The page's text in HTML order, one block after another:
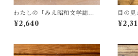
わたしの「みえ昭和文学誌」 |
藤田 明
¥2,640
目の
トを見